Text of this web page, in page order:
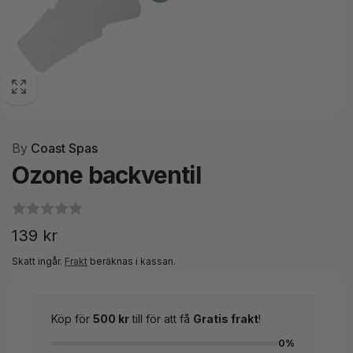
By Coast Spas
Ozone backventil
Ordinarie
pris
139 kr
Skatt ingår. Frakt beräknas i kassan.
Köp för 500 krtill för att få Gratis frakt!
0%